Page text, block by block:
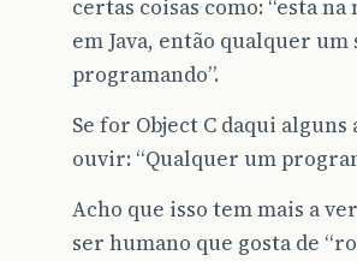
certas coisas como: “esta
em Java, então qualquer um
programando”.
Se for Object C daqui alguns
ouvir: “Qualquer um
Acho que isso tem mais a
ser humano que gosta de